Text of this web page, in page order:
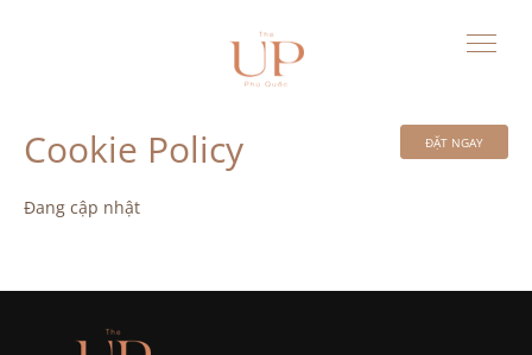
ĐẶT NGAY
Cookie Policy
Đang cập nhật